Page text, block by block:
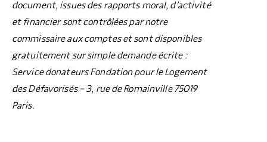
document, issues des rapports moral, d’activité
et financier sont contrôlées par notre
commissaire aux comptes et sont disponibles
gratuitement sur simple demande écrite :
Service donateurs Fondation pour le Logement
des Défavorisés – 3, rue de Romainville 75019
Paris.